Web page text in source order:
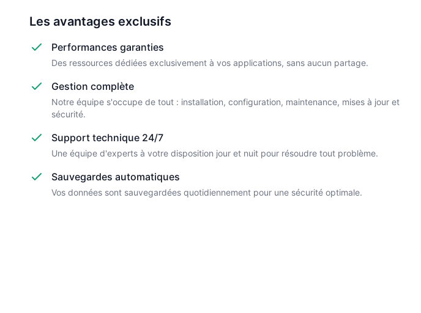
Les avantages exclusifs
Performances garanties
Des ressources dédiées exclusivement à vos applications, sans aucun partage.
Gestion complète
Notre équipe s'occupe de tout : installation, configuration, maintenance, mises à jour et
sécurité.
Support technique 24/7
Une équipe d'experts à votre disposition jour et nuit pour résoudre tout problème.
Sauvegardes automatiques
Vos données sont sauvegardées quotidiennement pour une sécurité optimale.